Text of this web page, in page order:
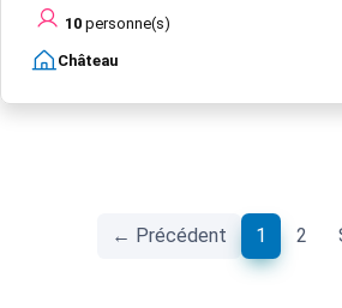
10 personne(s)
Château
← Précédent 1 (current)
2